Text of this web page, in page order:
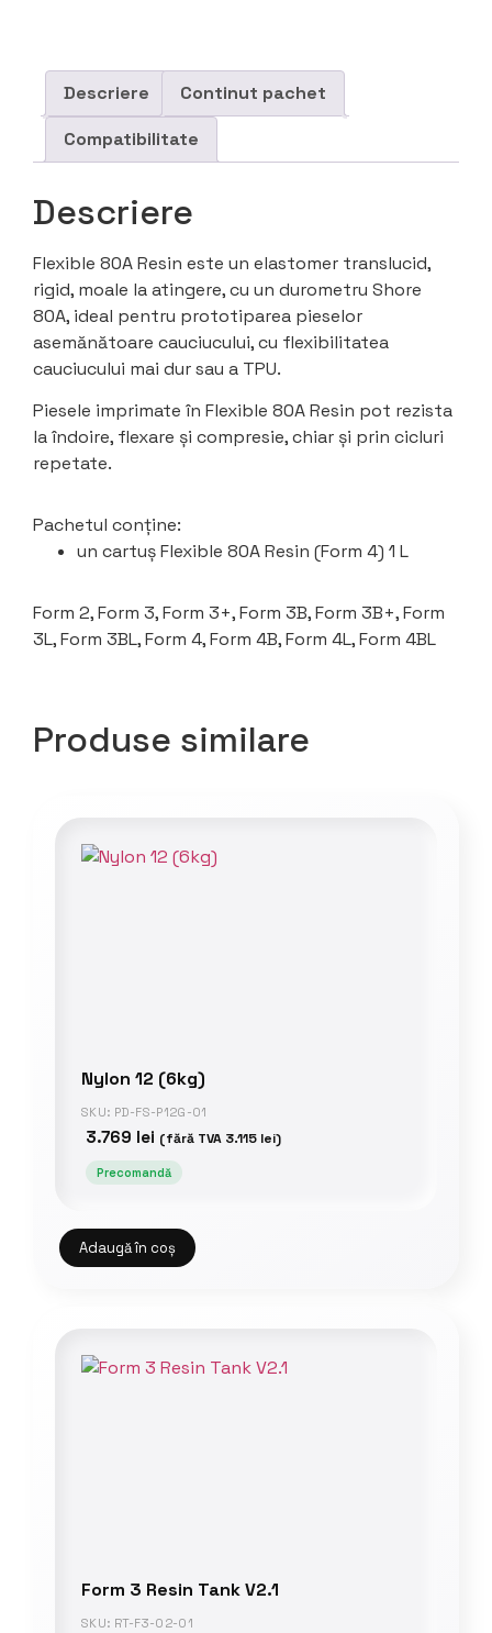
Descriere
Continut pachet
Compatibilitate
Descriere
Flexible 80A Resin este un elastomer translucid,
rigid, moale la atingere, cu un durometru Shore
80A, ideal pentru prototiparea pieselor
asemănătoare cauciucului, cu flexibilitatea
cauciucului mai dur sau a TPU.
Piesele imprimate în Flexible 80A Resin pot rezista
la îndoire, flexare și compresie, chiar și prin cicluri
repetate.
Pachetul conține:
un cartuș Flexible 80A Resin (Form 4) 1 L
Form 2, Form 3, Form 3+, Form 3B, Form 3B+, Form
3L, Form 3BL, Form 4, Form 4B, Form 4L, Form 4BL
Produse similare
Nylon 12 (6kg)
SKU: PD-FS-P12G-01
3.769 lei (fără TVA 3.115 lei)
Precomandă
Adaugă în coș
Form 3 Resin Tank V2.1
SKU: RT-F3-02-01